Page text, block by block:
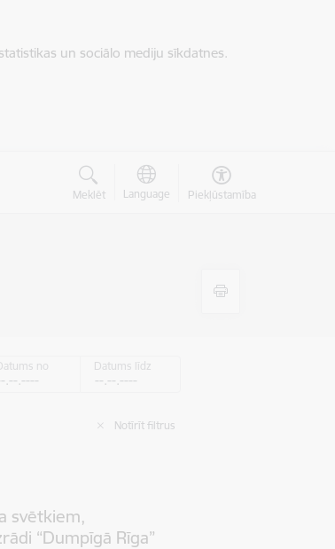
un sociālo mediju sīkdatnes.
Meklēt Language Piekļūstamība
no Datums līdz
Notīrīt filtrus
svētkiem,
“Dumpīgā Rīga”